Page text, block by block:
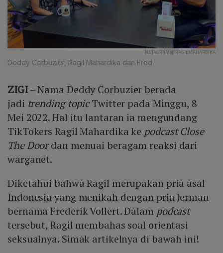
INSTAGRAM/@RAGILMAHARDIKA
Deddy Corbuzier, Ragil Mahardika dan Fred
ZIGI– Nama Deddy Corbuzier berada
jadi trending topicTwitter pada Minggu, 8
Mei 2022. Hal itu lantaran ia mengundang
TikTokers Ragil Mahardika ke podcast Close
The Doordan menuai beragam reaksi dari
warganet.
Diketahui bahwa Ragil merupakan pria asal
Indonesia yang menikah dengan pria Jerman
bernama Frederik Vollert. Dalam podcast
tersebut, Ragil membahas soal orientasi
seksualnya. Simak artikelnya di bawah ini!